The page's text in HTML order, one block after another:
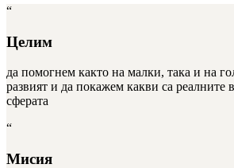
“
Целим
да помогнем както на малки, така и на
развият и да покажем какви са реалните
сферата
“
Мисия